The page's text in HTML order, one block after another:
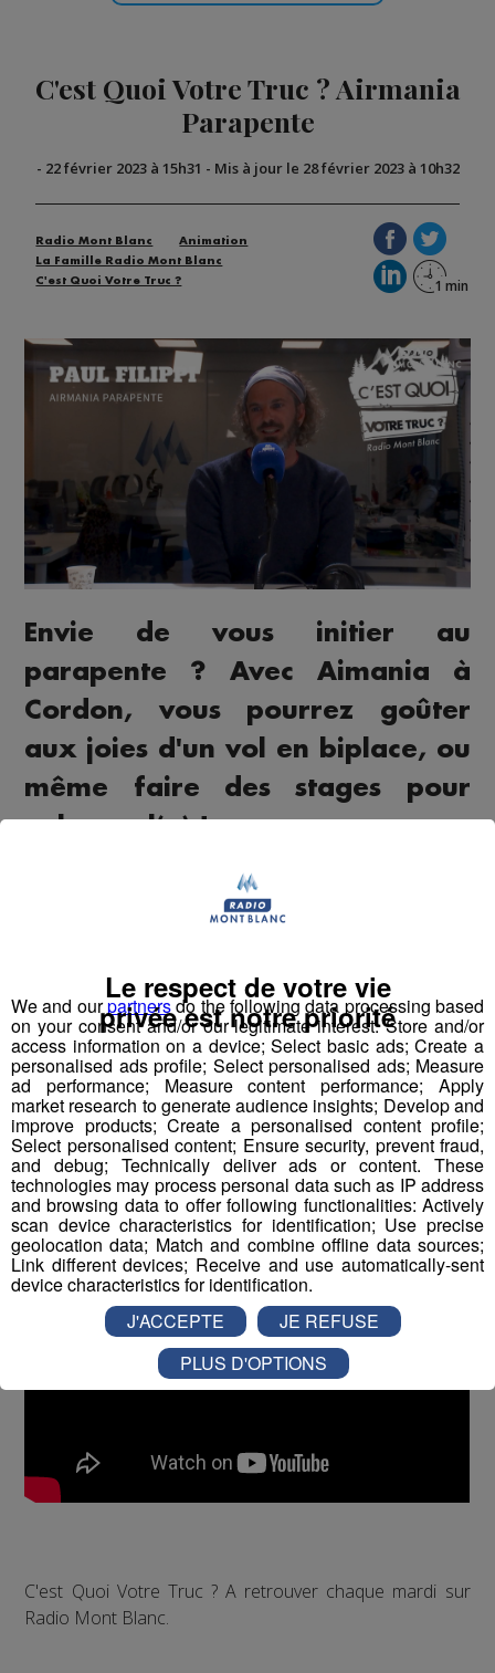
C'est Quoi Votre Truc ? Airmania
Parapente
- 22 février 2023 à 15h31 - Mis à jour le 28 février 2023 à 10h32
Radio Mont Blanc
Animation
La Famille Radio Mont Blanc
C'est Quoi Votre Truc ?
Envie de vous initier au
parapente ? Avec Aimania à
Cordon, vous pourrez goûter
aux joies d'un vol en biplace, ou
même faire des stages pour
voler seul(e) !
Le parapente, c'est vraiment une source presque infinie
de beaux souvenirs. J'ai pu survoler par exemple le Mont
à dos, survoler trois départements et rentrer le soir au
coucher du soleil..."
Paul Filippi était notre invtié pour nous présenter
Airmania Parapente, son école de parapente à Cordon.
C'est Quoi Votre Truc ? A retrouver chaque mardi sur
Radio Mont Blanc.
We and ourpartnersdo the following data processing based
on your consent and/or our legitimate interest: Store and/or
access information on a device; Select basic ads; Create a
personalised ads profile; Select personalised ads; Measure
ad performance; Measure content performance; Apply
market research to generate audience insights; Develop and
improve products; Create a personalised content profile;
Select personalised content; Ensure security, prevent fraud,
and debug; Technically deliver ads or content. These
technologies may process personal data such as IP address
and browsing data to offer following functionalities: Actively
scan device characteristics for identification; Use precise
geolocation data; Match and combine offline data sources;
Link different devices; Receive and use automatically-sent
device characteristics for identification.
Le respect de votre vie
privée est notre priorité
J'ACCEPTE
JE REFUSE
PLUS D'OPTIONS